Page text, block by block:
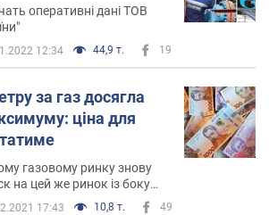
оперативні дані ТОВ
12:34 44,9 т. 19
за газ досягла
ціна для
газовому ринку знову
на цей же ринок із боку
17:43 10,8 т. 49